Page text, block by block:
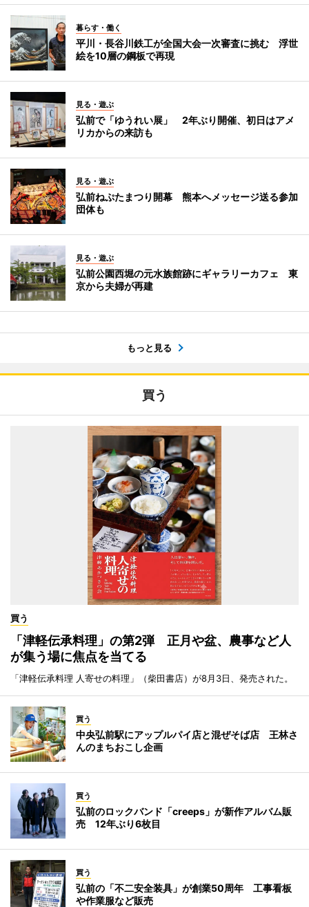
暮らす・働く
平川・長谷川鉄工が全国大会一次審査に挑む 浮世
絵を10層の鋼板で再現
見る・遊ぶ
弘前で「ゆうれい展」 2年ぶり開催、初日はアメ
リカからの来訪も
見る・遊ぶ
弘前ねぷたまつり開幕 熊本へメッセージ送る参加
団体も
見る・遊ぶ
弘前公園西堀の元水族館跡にギャラリーカフェ 東
京から夫婦が再建
もっと見る
買う
買う
「津軽伝承料理」の第2弾 正月や盆、農事など人
が集う場に焦点を当てる
「津軽伝承料理 人寄せの料理」（柴田書店）が8月3日、発売された。
買う
中央弘前駅にアップルパイ店と混ぜそば店 王林さ
んのまちおこし企画
買う
弘前のロックバンド「creeps」が新作アルバム販
売 12年ぶり6枚目
買う
弘前の「不二安全装具」が創業50周年 工事看板
や作業服など販売